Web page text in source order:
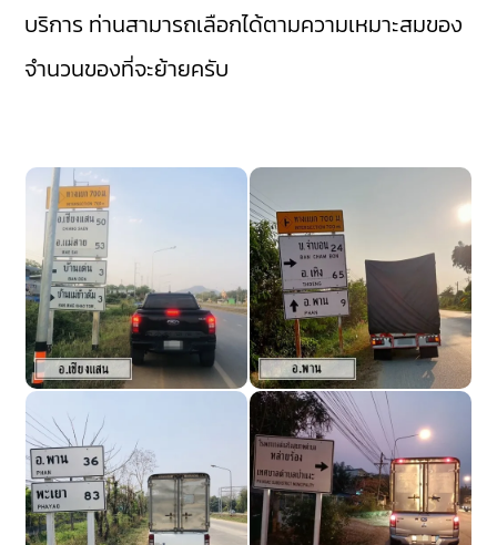
บริการ ท่านสามารถเลือกได้ตามความเหมาะสมของ
จำนวนของที่จะย้ายครับ